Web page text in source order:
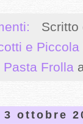
Scritto
e
Pasta Frolla
ottobre